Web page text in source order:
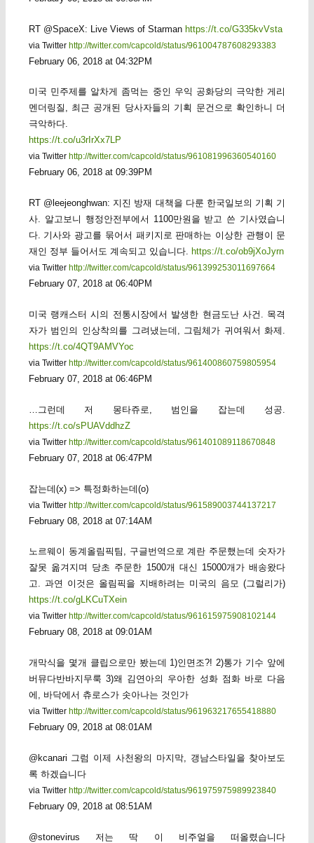
RT @SpaceX: Live Views of Starman https://t.co/G335kvVsta
via Twitter http://twitter.com/capcold/status/961004787608293383
February 06, 2018 at 04:32PM
미국 민주제를 알차게 좀먹는 중인 우익 공화당의 극악한 게리
멘더링질, 최근 공개된 당사자들의 기획 문건으로 확인하니 더
극악하다.
https://t.co/u3rIrXx7LP
via Twitter http://twitter.com/capcold/status/961081996360540160
February 06, 2018 at 09:39PM
RT @leejeonghwan: 지진 방재 대책을 다룬 한국일보의 기획 기
사. 알고보니 행정안전부에서 1100만원을 받고 쓴 기사였습니
다. 기사와 광고를 묶어서 패키지로 판매하는 이상한 관행이 문
재인 정부 들어서도 계속되고 있습니다. https://t.co/ob9jXoJyrn
via Twitter http://twitter.com/capcold/status/961399253011697664
February 07, 2018 at 06:40PM
미국 랭캐스터 시의 전통시장에서 발생한 현금도난 사건. 목격
자가 범인의 인상착의를 그려냈는데, 그림체가 귀여워서 화제.
https://t.co/4QT9AMVYoc
via Twitter http://twitter.com/capcold/status/961400860759805954
February 07, 2018 at 06:46PM
…그런데 저 몽타쥬로, 범인을 잡는데 성공.
https://t.co/sPUAVddhzZ
via Twitter http://twitter.com/capcold/status/961401089118670848
February 07, 2018 at 06:47PM
잡는데(x) => 특정화하는데(o)
via Twitter http://twitter.com/capcold/status/961589003744137217
February 08, 2018 at 07:14AM
노르웨이 동계올림픽팀, 구글번역으로 계란 주문했는데 숫자가
잘못 옮겨지며 당초 주문한 1500개 대신 15000개가 배송왔다
고. 과연 이것은 올림픽을 지배하려는 미국의 음모 (그럴리가)
https://t.co/gLKCuTXein
via Twitter http://twitter.com/capcold/status/961615975908102144
February 08, 2018 at 09:01AM
개막식을 몇개 클립으로만 봤는데 1)인면조?! 2)통가 기수 앞에
버뮤다반바지무룩 3)왜 김연아의 우아한 성화 점화 바로 다음
에, 바닥에서 츄로스가 솟아나는 것인가
via Twitter http://twitter.com/capcold/status/961963217655418880
February 09, 2018 at 08:01AM
@kcanari 그럼 이제 사천왕의 마지막, 갱남스타일을 찾아보도
록 하겠습니다
via Twitter http://twitter.com/capcold/status/961975975989923840
February 09, 2018 at 08:51AM
@stonevirus 저는 딱 이 비주얼을 떠올렸습니다